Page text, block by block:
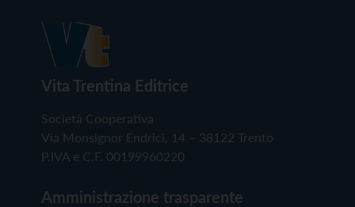
Vita Trentina Editrice
Società Cooperativa
Via Monsignor Endrici, 14 – 38122 Trento
P.IVA e C.F. 00199960220
Amministrazione trasparente